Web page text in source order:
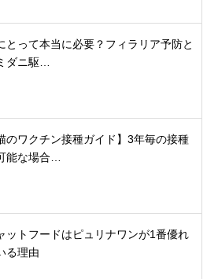
とって本当に必要？フィラリア予防と
ダニ駆…
のワクチン接種ガイド】3年毎の接種
能な場合…
ットフードはピュリナワンが1番優れ
る理由